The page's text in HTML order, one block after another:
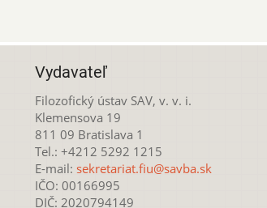
Vydavateľ
Filozofický ústav SAV, v. v. i.
Klemensova 19
811 09 Bratislava 1
Tel.: +4212 5292 1215
E-mail: sekretariat.fiu@savba.sk
IČO: 00166995
DIČ: 2020794149